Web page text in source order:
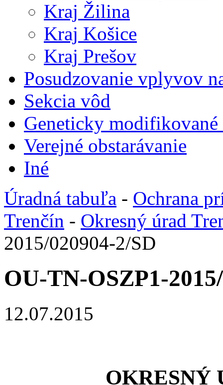
Kraj Žilina
Kraj Košice
Kraj Prešov
Posudzovanie vplyvov
Sekcia vôd
Geneticky
Verejné obstarávanie
Iné
Úradná tabuľa - Ochrana
Trenčín - Okresný úrad
2015/020904-2/SD
OU-TN-OSZP1-
12.07.2015
OKRESNÝ